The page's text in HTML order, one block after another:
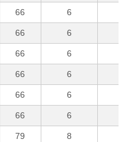
66 6
66 6
66 6
66 6
66 6
66 6
79 8